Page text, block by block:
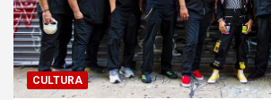
CULTURA